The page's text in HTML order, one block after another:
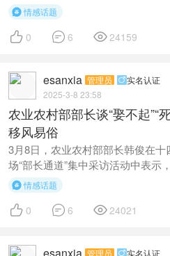
情感话题
 0  6 24159
esanxia 管理员 实名认证
2025-3-8 23:58
农业农村部部长谈“娶不起”“
移风易俗
3月8日，农业农村部部长韩俊在
场“部长通道”集中采访活动中表示
情感话题
 0  6 24021
管理员 实名认证